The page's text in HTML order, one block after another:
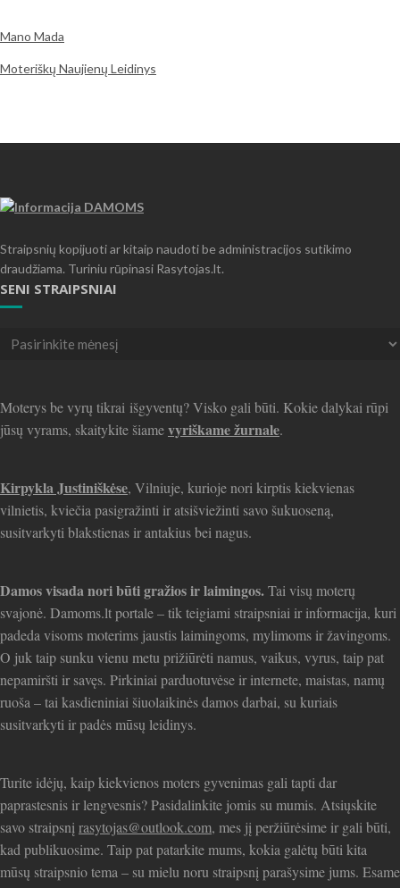
Mano Mada
Moteriškų Naujienų Leidinys
Straipsnių kopijuoti ar kitaip naudoti be administracijos sutikimo
draudžiama. Turiniu rūpinasi Rasytojas.lt.
SENI STRAIPSNIAI
Seni
Moterys be vyrų tikrai išgyventų? Visko gali būti. Kokie dalykai rūpi
jūsų vyrams, skaitykite šiamevyriškame žurnale.
Kirpykla Justiniškėse, Vilniuje, kurioje nori kirptis kiekvienas
vilnietis, kviečia pasigražinti ir atsišviežinti savo šukuoseną,
susitvarkyti blakstienas ir antakius bei nagus.
Damos visada nori būti gražios ir laimingos.Tai visų moterų
svajonė. Damoms.lt portale – tik teigiami straipsniai ir informacija, kuri
padeda visoms moterims jaustis laimingoms, mylimoms ir žavingoms.
O juk taip sunku vienu metu prižiūrėti namus, vaikus, vyrus, taip pat
nepamiršti ir savęs. Pirkiniai parduotuvėse ir internete, maistas, namų
ruoša – tai kasdieniniai šiuolaikinės damos darbai, su kuriais
susitvarkyti ir padės mūsų leidinys.
Turite idėjų, kaip kiekvienos moters gyvenimas gali tapti dar
paprastesnis ir lengvesnis? Pasidalinkite jomis su mumis. Atsiųskite
savo straipsnį rasytojas@outlook.com, mes jį peržiūrėsime ir gali būti,
kad publikuosime. Taip pat patarkite mums, kokia galėtų būti kita
mūsų straipsnio tema – su mielu noru straipsnį parašysime jums. Esame